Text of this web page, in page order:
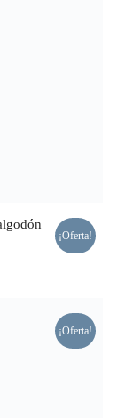
¡Oferta!
¡Oferta!